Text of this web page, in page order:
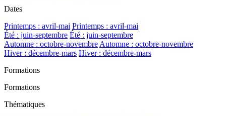
Dates
Printemps : avril-mai Printemps : avril-mai
Été : juin-septembre Été : juin-septembre
Automne : octobre-novembre Automne : octobre-novembre
Hiver : décembre-mars Hiver : décembre-mars
Formations
Formations
Thématiques